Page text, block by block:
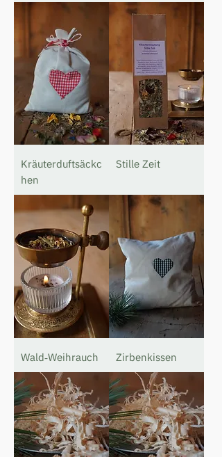
Kräuterduftsäckc
hen
Stille Zeit
Wald‐Weihrauch Zirbenkissen